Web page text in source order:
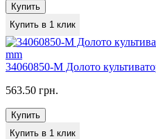
Купить
Купить в 1 клик
34060850-M Долото
563.50 грн.
Купить
Купить в 1 клик